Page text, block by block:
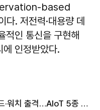
based
. 저전력·대용량 데
적인 통신을 구현해
에 인정받았다.
샤오미, 최대 3주 지속 스마트밴드·워치 출격…AIoT 5종 국내 출시